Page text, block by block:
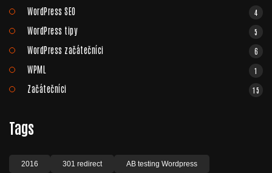
WordPress SEO 4
WordPress tipy 5
WordPress začátečníci 6
WPML 1
Začátečníci 15
Tags
2016 301 redirect AB testing Wordpress